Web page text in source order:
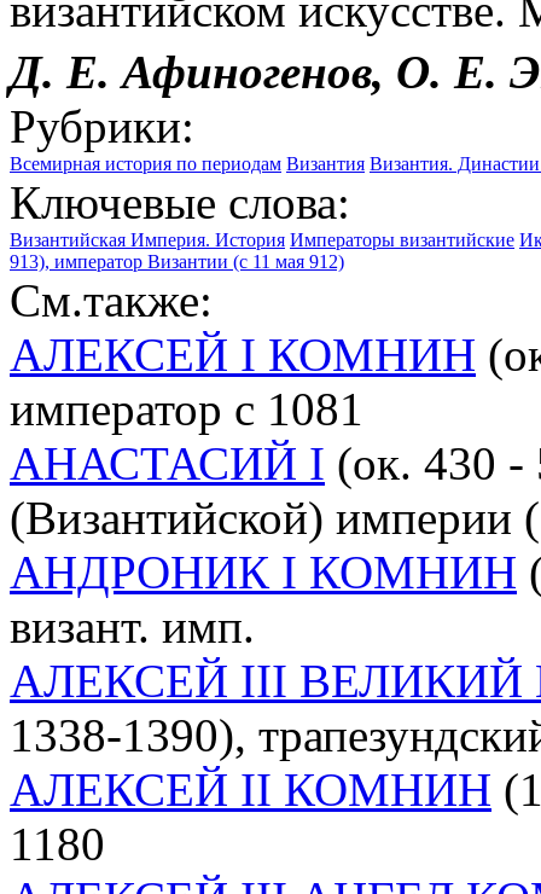
византийском
Д. Е. Афиногенов, О. Е.
Рубрики:
Всемирная история по периодам Византия Византия.
Ключевые слова:
Византийская Империя. История Императоры византийские
913), император Византии (с 11 мая 912)
См.также:
АЛЕКСЕЙ I КОМНИН
император с 1081
АНАСТАСИЙ I (ок. 430 -
(Византийской) империи
АНДРОНИК I КОМНИН
визант. имп.
АЛЕКСЕЙ III
1338-1390),
АЛЕКСЕЙ II КОМНИН
1180